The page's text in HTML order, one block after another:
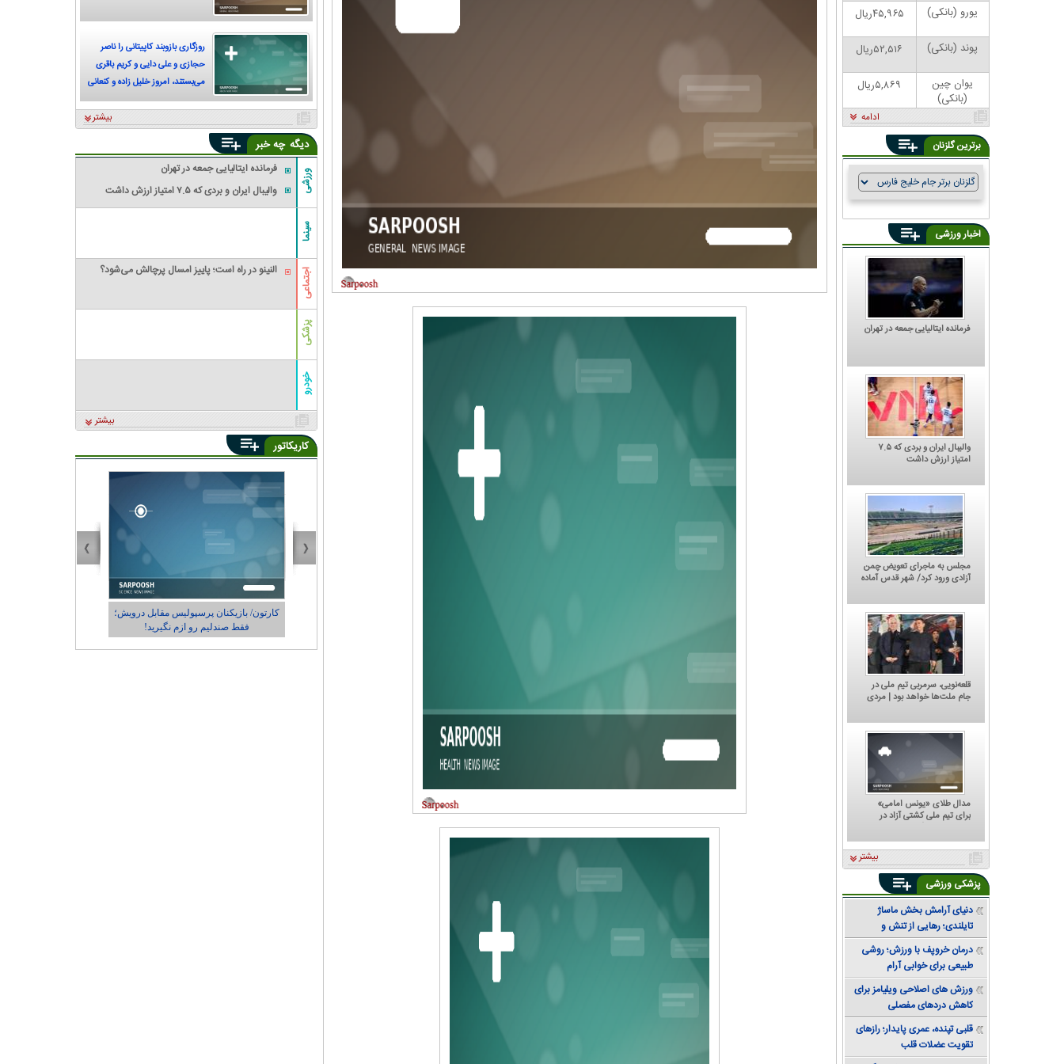
روزگاری بازوبند کاپیتانی را ناصر
حجازی و علی دایی و کریم باقری
می‌بستند، امروز خلیل زاده و کنعانی
زادگان
بیشتر
دیگه چه خبر
ورزشی
فرمانده ایتالیایی جمعه در تهران
والیبال ایران و بردی که ۷.۵ امتیاز ارزش داشت
سینما
اجتماعی النینو در راه است؛ پاییز امسال پرچالش می‌شود؟
پزشکی
خودرو
بیشتر
کاریکاتور
کاریکاتور/ کتاب 'چگونه قهر کنیم؟' جدیدترین
اثر یحیی گل‌محمدی
کارتون/ بازیکنان پرسپولیس مقابل درویش؛
فقط صندلیم رو ازم نگیرید!
یورو (بانکی)
۴۵,۹۶۵ریال
پوند (بانکی)
۵۲,۵۱۶ریال
یوان چین
(بانکی)
۵,۸۶۹ریال
ادامه
برترین گلزنان
اخبار ورزشی
فرمانده ایتالیایی جمعه در تهران
والیبال ایران و بردی که ۷.۵
امتیاز ارزش داشت
مجلس به ماجرای تعویض چمن
آزادی ورود کرد/ شهر قدس آماده
پرسپولیس
قلعه‌نویی، سرمربی تیم ملی در
جام ملت‌ها خواهد بود | مردی
پشت مهدی تاج به کجا گرم
است؟
مدال طلای «یونس امامی»
برای تیم ملی کشتی آزاد در
بیشتر
پزشکی ورزشی
دنیای آرامش بخش ماساژ
تایلندی؛ رهایی از تنش و
دستیابی به تعادل
درمان خروپف با ورزش؛ روشی
طبیعی برای خوابی آرام
ورزش های اصلاحی ویلیامز برای
کاهش دردهای مفصلی
قلبی تپنده، عمری پایدار؛ رازهای
تقویت عضلات قلب